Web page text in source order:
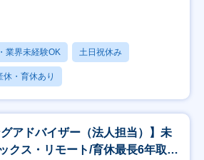
業界未経験OK 土日祝休み
休・育休あり
グアドバイザー（法人担当）】未
クス・リモート/育休最長6年取得